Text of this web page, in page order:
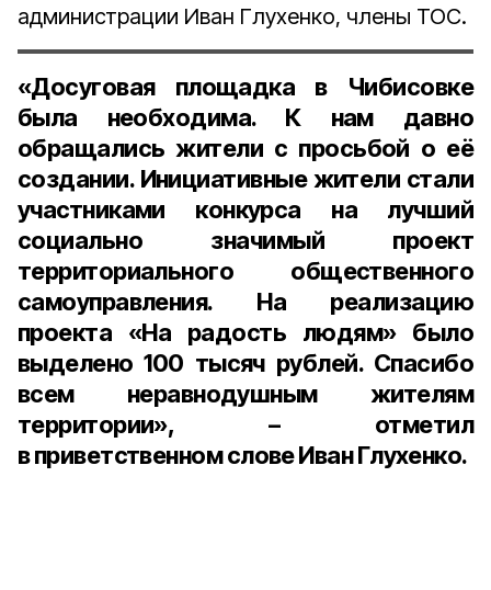
администрации Иван Глухенко, члены ТОС.
«Досуговая площадка в Чибисовке
была необходима. К нам давно
обращались жители с просьбой о её
создании. Инициативные жители стали
участниками конкурса на лучший
социально значимый проект
территориального общественного
самоуправления. На реализацию
проекта «На радость людям» было
выделено 100 тысяч рублей. Спасибо
всем неравнодушным жителям
территории», – отметил
в приветственном словеИван Глухенко.